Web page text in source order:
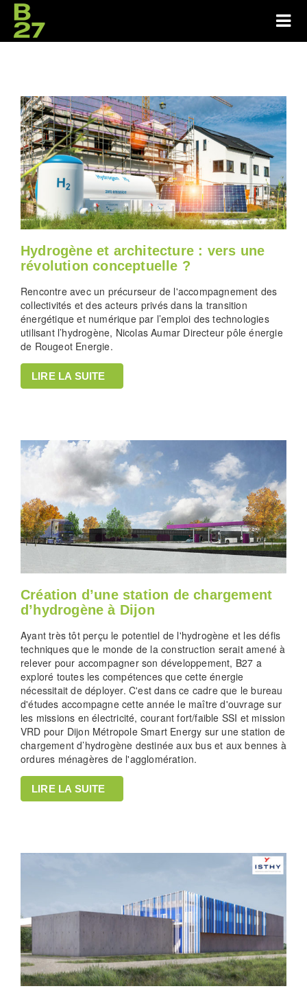
Hydrogène et architecture : vers une
révolution conceptuelle ?
Rencontre avec un précurseur de l'accompagnement des
collectivités et des acteurs privés dans la transition
énergétique et numérique par l’emploi des technologies
utilisant l’hydrogène, Nicolas Aumar Directeur pôle énergie
de Rougeot Energie.
LIRE LA SUITE
Création d’une station de chargement
d’hydrogène à Dijon
Ayant très tôt perçu le potentiel de l'hydrogène et les défis
techniques que le monde de la construction serait amené à
relever pour accompagner son développement, B27 a
exploré toutes les compétences que cette énergie
nécessitait de déployer. C'est dans ce cadre que le bureau
d'études accompagne cette année le maître d'ouvrage sur
les missions en électricité, courant fort/faible SSI et mission
VRD pour Dijon Métropole Smart Energy sur une station de
chargement d’hydrogène destinée aux bus et aux bennes à
ordures ménagères de l'agglomération.
LIRE LA SUITE